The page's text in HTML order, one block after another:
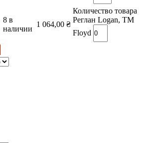
8 в
наличии
1 064,00 ₴
Количество товара
Реглан Logan, TM
Floyd